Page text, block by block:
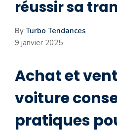
réussir sa
By Turbo Tendances
9 janvier 2025
Achat et
voiture
pratiques